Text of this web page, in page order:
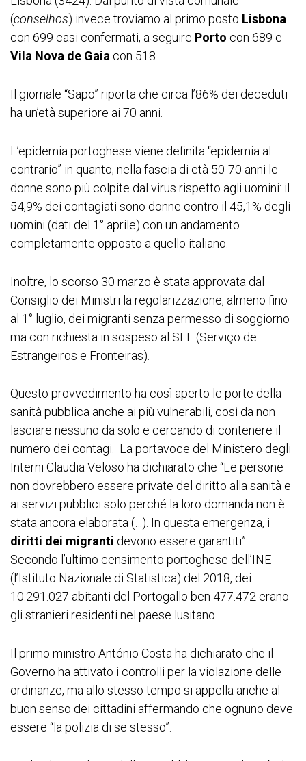
(conselhos) invece troviamo al primo posto Lisbona
con 699 casi confermati, a seguire Porto con 689 e
Vila Nova de Gaia con 518.
Il giornale “Sapo” riporta che circa l’86% dei deceduti
ha un’età superiore ai 70 anni.
L’epidemia portoghese viene definita “epidemia al
contrario” in quanto, nella fascia di età 50-70 anni le
donne sono più colpite dal virus rispetto agli uomini: il
54,9% dei contagiati sono donne contro il 45,1% degli
uomini (dati del 1° aprile) con un andamento
completamente opposto a quello italiano.
Inoltre, lo scorso 30 marzo è stata approvata dal
Consiglio dei Ministri la regolarizzazione, almeno fino
al 1° luglio, dei migranti senza permesso di soggiorno
ma con richiesta in sospeso al SEF (Serviço de
Estrangeiros e Fronteiras).
Questo provvedimento ha così aperto le porte della
sanità pubblica anche ai più vulnerabili, così da non
lasciare nessuno da solo e cercando di contenere il
numero dei contagi. La portavoce del Ministero degli
Interni Claudia Veloso ha dichiarato che “Le persone
non dovrebbero essere private del diritto alla sanità e
ai servizi pubblici solo perché la loro domanda non è
stata ancora elaborata (…). In questa emergenza, i
diritti dei migranti devono essere garantiti”.
Secondo l’ultimo censimento portoghese dell’INE
(l’Istituto Nazionale di Statistica) del 2018, dei
10.291.027 abitanti del Portogallo ben 477.472 erano
gli stranieri residenti nel paese lusitano.
Il primo ministro António Costa ha dichiarato che il
Governo ha attivato i controlli per la violazione delle
ordinanze, ma allo stesso tempo si appella anche al
buon senso dei cittadini affermando che ognuno deve
essere “la polizia di se stesso”.